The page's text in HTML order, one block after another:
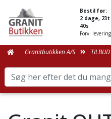
Bestil før:
2 dage, 23t
38s
Forv.
Granitbutikken A/S TILBUD